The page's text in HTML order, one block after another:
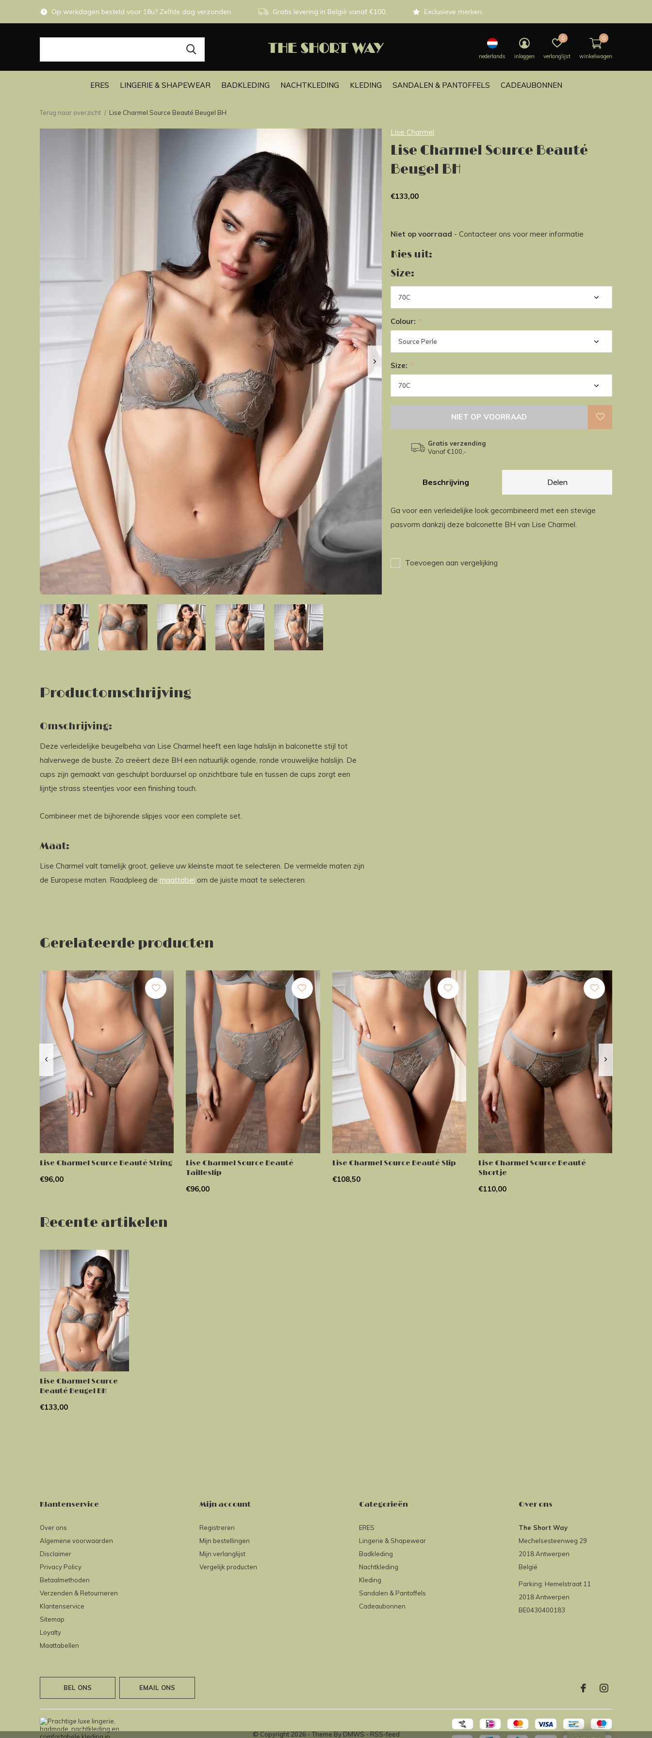
ERES LINGERIE & SHAPEWEAR BADKLEDING NACHTKLEDING KLEDING SANDALEN & PANTOFFELS CADEAUBONNEN
nederlands inloggen verlanglijst
0
winkelwagen
0
Op werkdagen besteld voor 18u? Zelfde dag verzonden. Gratis levering in België vanaf €100. Exclusieve merken.
Terug naar overzicht Lise Charmel Source Beauté Beugel BH
Lise Charmel
Lise Charmel Source Beauté
Beugel BH
€133,00
Niet op voorraad - Contacteer ons voor meer informatie
Kies uit:
Size:
Colour: *
Size: *
NIET OP VOORRAAD
Gratis verzending
Vanaf €100,-
Beschrijving Delen
Ga voor een verleidelijke look gecombineerd met een stevige
pasvorm dankzij deze balconette BH van Lise Charmel.
Toevoegen aan vergelijking
Productomschrijving
Omschrijving:
Deze verleidelijke beugelbeha van Lise Charmel heeft een lage halslijn in balconette stijl tot
halverwege de buste. Zo creëert deze BH een natuurlijk ogende, ronde vrouwelijke halslijn. De
cups zijn gemaakt van geschulpt borduursel op onzichtbare tule en tussen de cups zorgt een
lijntje strass steentjes voor een finishing touch.
Combineer met de bijhorende slipjes voor een complete set.
Maat:
Lise Charmel valt tamelijk groot, gelieve uw kleinste maat te selecteren. De vermelde maten zijn
de Europese maten. Raadpleeg de maattabel om de juiste maat te selecteren.
Gerelateerde producten
Lise Charmel Source Beauté String
€96,00
Lise Charmel Source Beauté
Tailleslip
€96,00
Lise Charmel Source Beauté Slip
€108,50
Lise Charmel Source Beauté
Shortje
€110,00
Recente artikelen
Lise Charmel Source
Beauté Beugel BH
€133,00
Klantenservice
Over ons
Algemene voorwaarden
Disclaimer
Privacy Policy
Betaalmethoden
Verzenden & Retourneren
Klantenservice
Sitemap
Loyalty
Maattabellen
Mijn account
Registreren
Mijn bestellingen
Mijn verlanglijst
Vergelijk producten
Categorieën
ERES
Lingerie & Shapewear
Badkleding
Nachtkleding
Kleding
Sandalen & Pantoffels
Cadeaubonnen
Over ons
The Short Way
Mechelsesteenweg 29
2018 Antwerpen
België
Parking: Hemelstraat 11
2018 Antwerpen
BE0430400183
BEL ONS EMAIL ONS
© Copyright 2026 - Theme By DMWS - RSS-feed